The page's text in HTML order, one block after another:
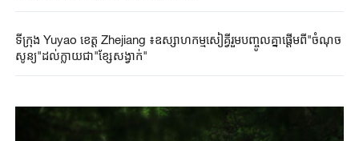
ទីក្រុង Yuyao ខេត្ត Zhejiang ៖ឧស្សាហកម្មសៀគ្វីរួមបញ្ចូលគ្នាផ្តើមពី"ចំណុច
សូន្យ"ដល់ក្លាយជា"ខ្សែសង្វាក់"